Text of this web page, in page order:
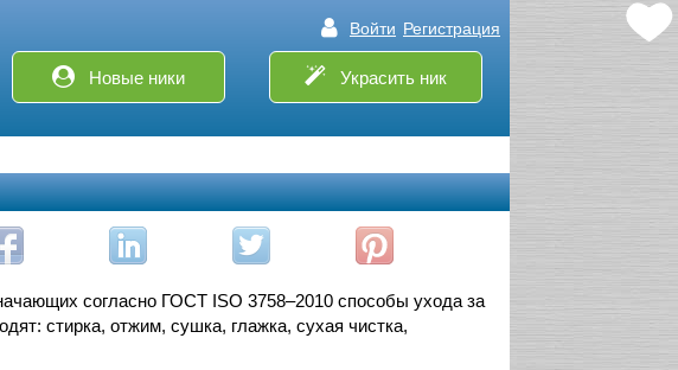
Войти Регистрация
Новые ники Украсить ник
согласно ГОСТ ISO 3758–2010 способы ухода за
стирка, отжим, сушка, глажка, сухая чистка,